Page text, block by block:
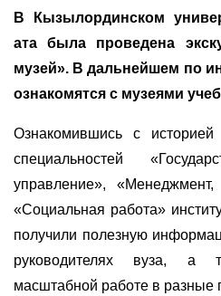
В Кызылординском
ата была проведена
музей». В дальнейшем по
ознакомятся с музеями
Ознакомившись с историей
специальностей
управление»,
«Социальная работа»
получили полезную
руководителях вуза, а
масштабной работе в разные